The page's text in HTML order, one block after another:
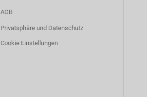
AGB
Privatsphäre und Datenschutz
Cookie Einstellungen